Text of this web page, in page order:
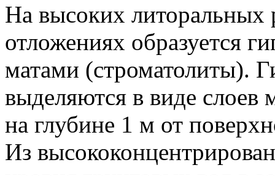
На высоких литоральных
отложениях образуется
матами (строматолиты).
выделяются в виде
на глубине 1 м от
Из